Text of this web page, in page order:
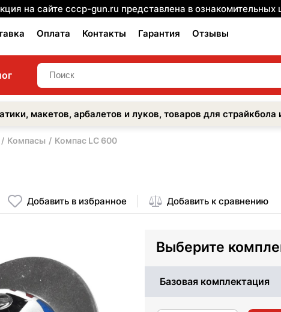
на сайте cccp-gun.ru представлена в
Оплата Контакты Гарантия Отзывы
макетов, арбалетов и луков, товаров для
Компасы Компас LC 600
Добавить в избранное Добавить к сравнению
Выберите
Базовая комплектация